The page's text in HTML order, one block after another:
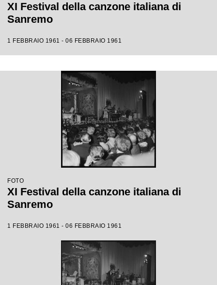
XI Festival della canzone italiana di
Sanremo
1 FEBBRAIO 1961 - 06 FEBBRAIO 1961
FOTO
XI Festival della canzone italiana di
Sanremo
1 FEBBRAIO 1961 - 06 FEBBRAIO 1961